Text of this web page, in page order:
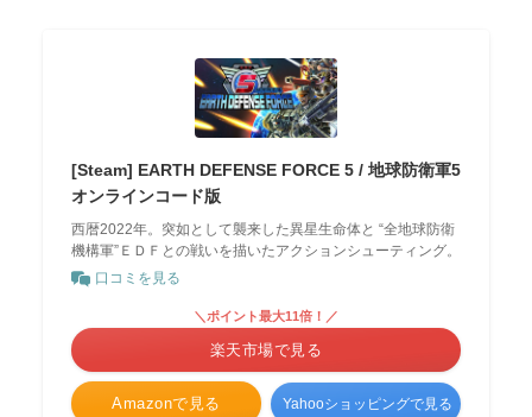
[Steam] EARTH DEFENSE FORCE 5 / 地球防衛軍5
オンラインコード版
西暦2022年。突如として襲来した異星生命体と “全地球防衛
機構軍”ＥＤＦとの戦いを描いたアクションシューティング。
口コミを見る
Amazonで見る
＼ポイント最大11倍！／
楽天市場で見る
Yahooショッピングで見る